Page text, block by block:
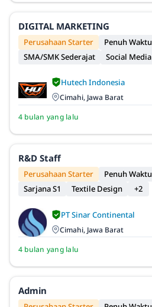
DIGITAL MARKETING
Perusahaan Starter
Penuh Waktu
SMA/SMK Sederajat
Social Media
Hutech Indonesia
Cimahi, Jawa Barat
4 bulan yang lalu
R&D Staff
Perusahaan Starter
Penuh Waktu
Sarjana S1
Textile Design +2
PT Sinar Continental
Cimahi, Jawa Barat
4 bulan yang lalu
Admin